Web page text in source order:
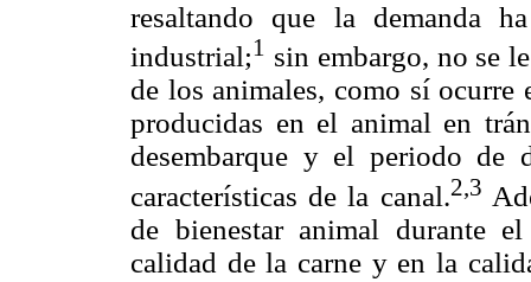
resaltando que la demanda
industrial;1 sin embargo, no se
de los animales, como sí ocurre
producidas en el animal en
desembarque y el periodo de
características de la canal.2, 3
de bienestar animal durante
calidad de la carne y en la